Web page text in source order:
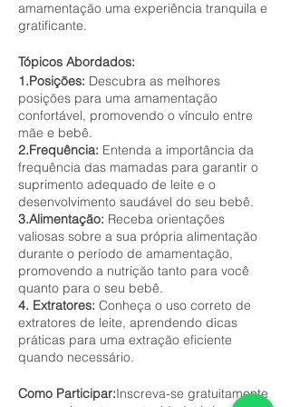
amamentação uma experiência tranquila e
gratificante.
Tópicos Abordados:
1.Posições: Descubra as melhores
posições para uma amamentação
confortável, promovendo o vínculo entre
mãe e bebê.
2.Frequência: Entenda a importância da
frequência das mamadas para garantir o
suprimento adequado de leite e o
desenvolvimento saudável do seu bebê.
3.Alimentação: Receba orientações
valiosas sobre a sua própria alimentação
durante o período de amamentação,
promovendo a nutrição tanto para você
quanto para o seu bebê.
4. Extratores: Conheça o uso correto de
extratores de leite, aprendendo dicas
práticas para uma extração eficiente
quando necessário.
Como Participar:Inscreva-se gratuitamente